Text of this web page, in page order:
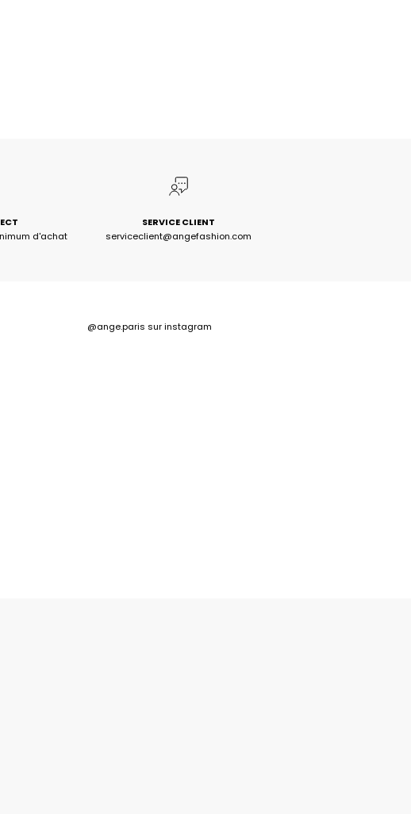
d'achat
SERVICE CLIENT
serviceclient@angefashion.com
@ange.paris sur instagram